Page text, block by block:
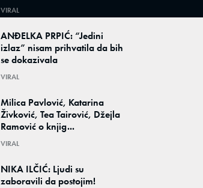
VIRAL
ANĐELKA PRPIĆ: “Jedini
izlaz” nisam prihvatila da bih
se dokazivala
VIRAL
Milica Pavlović, Katarina
Živković, Tea Tairović, Džejla
Ramović o knjig...
VIRAL
NIKA ILČIĆ: Ljudi su
zaboravili da postojim!